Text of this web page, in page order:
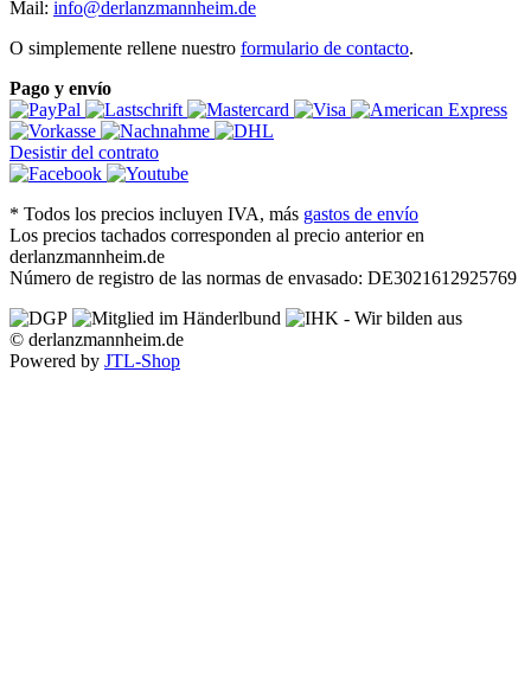
Mail: info@derlanzmannheim.de
O simplemente rellene nuestro formulario de contacto.
Pago y envío
Desistir del contrato
* Todos los precios incluyen IVA, más gastos de envío
Los precios tachados corresponden al precio anterior en
derlanzmannheim.de
Número de registro de las normas de envasado: DE3021612925769
© derlanzmannheim.de
Powered by JTL-Shop